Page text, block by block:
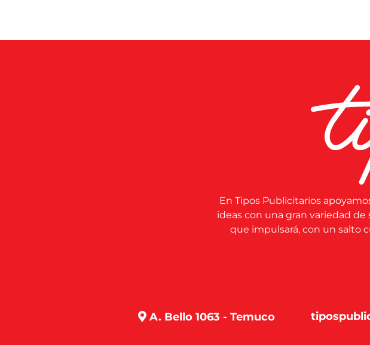
En Tipos Publicitarios
ideas con una gran variedad
que impulsará, con un salto
A. Bello 1063 - Temuco